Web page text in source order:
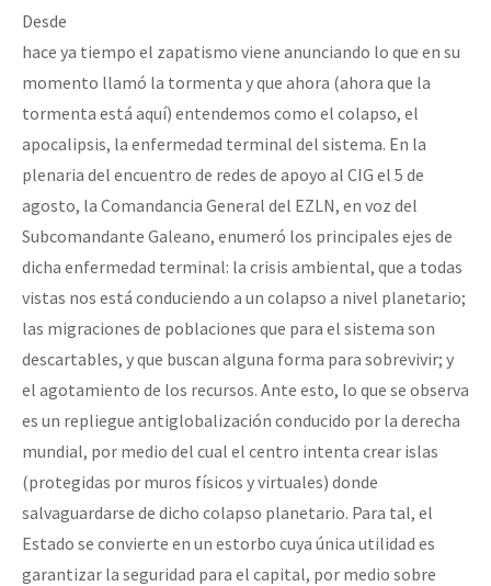
Desde
hace ya tiempo el zapatismo viene anunciando lo que en su
momento llamó la tormenta y que ahora (ahora que la
tormenta está aquí) entendemos como el colapso, el
apocalipsis, la enfermedad terminal del sistema. En la
plenaria del encuentro de redes de apoyo al CIG el 5 de
agosto, la Comandancia General del EZLN, en voz del
Subcomandante Galeano, enumeró los principales ejes de
dicha enfermedad terminal: la crisis ambiental, que a todas
vistas nos está conduciendo a un colapso a nivel planetario;
las migraciones de poblaciones que para el sistema son
descartables, y que buscan alguna forma para sobrevivir; y
el agotamiento de los recursos. Ante esto, lo que se observa
es un repliegue antiglobalización conducido por la derecha
mundial, por medio del cual el centro intenta crear islas
(protegidas por muros físicos y virtuales) donde
salvaguardarse de dicho colapso planetario. Para tal, el
Estado se convierte en un estorbo cuya única utilidad es
garantizar la seguridad para el capital, por medio sobre